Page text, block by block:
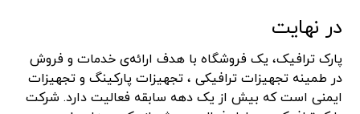
در نهایت
پارک ترافیک، یک فروشگاه با هدف ارائه‌ی خدمات و فروش
در طمینه تجهیزات ترافیکی ، تجهیزات پارکینگ و تجهیزات
ایمنی است که بیش از یک دهه سابقه فعالیت دارد. شرکت